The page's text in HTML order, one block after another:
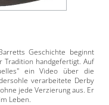
Geschichte beginnt
handgefertigt. Auf
ein Video über die
verarbeitete Derby
jede Verzierung aus. Er
Leben.